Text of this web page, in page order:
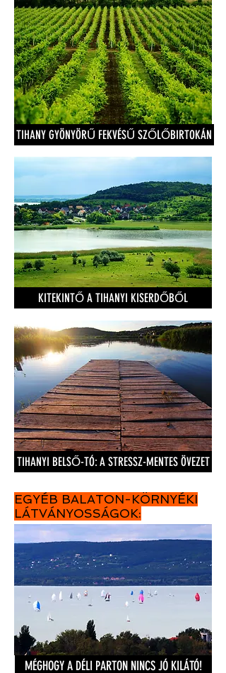
TIHANY GYÖNYÖRŰ FEKVÉSŰ SZŐLŐBIRTOKÁN
KITEKINTŐ A TIHANYI KISERDŐBŐL
TIHANYI BELSŐ-TÓ: A STRESSZ-MENTES ÖVEZET
EGYÉB BALATON-KÖRNYÉKI
LÁTVÁNYOSSÁGOK:
MÉGHOGY A DÉLI PARTON NINCS JÓ KILÁTÓ!